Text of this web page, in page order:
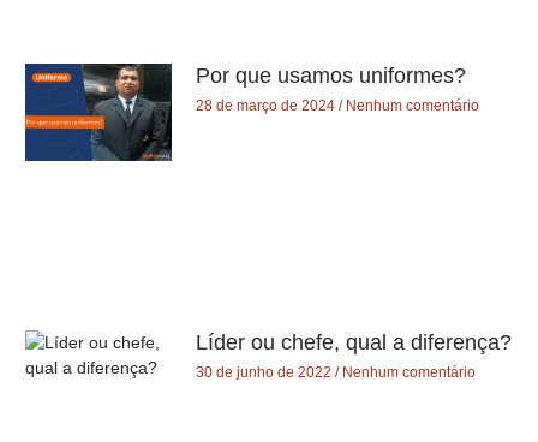
Por que usamos uniformes?
28 de março de 2024 Nenhum comentário
Líder ou chefe, qual a diferença?
30 de junho de 2022 Nenhum comentário